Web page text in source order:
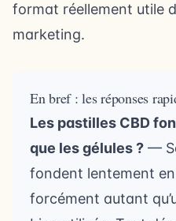
format réellement utile
marketing.
En bref : les réponses
Les pastilles CBD
que les gélules ? —
fondent lentement
forcément autant